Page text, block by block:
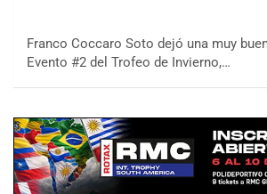
Franco Coccaro Soto dejó una muy
Evento #2 del Trofeo de Invierno,…